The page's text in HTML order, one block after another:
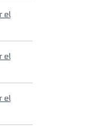
el
el
el